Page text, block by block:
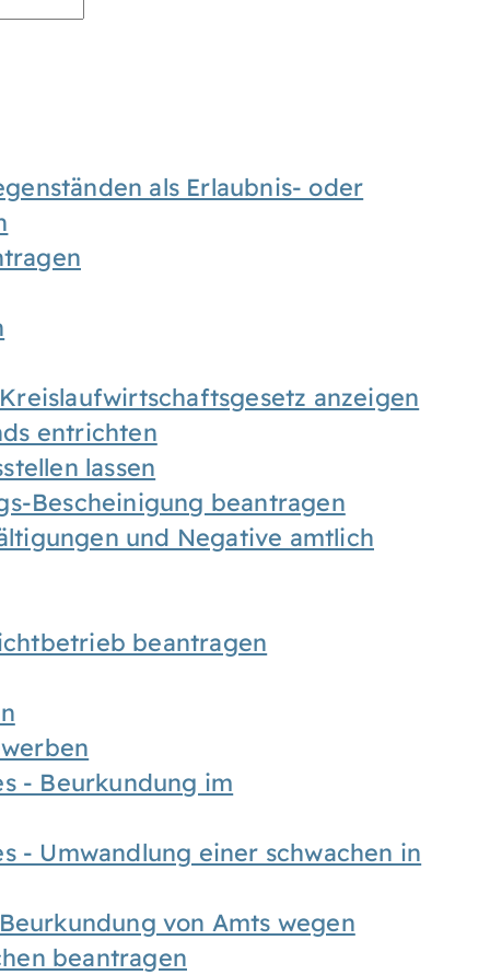
als Erlaubnis- oder
anzeigen
entrichten
lassen
Bescheinigung beantragen
und Negative amtlich
beantragen
- Beurkundung im
- Umwandlung einer schwachen in
von Amts wegen
beantragen